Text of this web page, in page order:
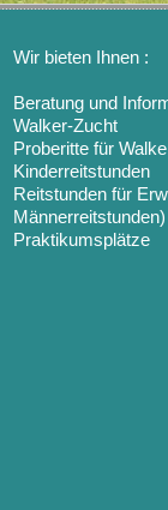
Wir bieten Ihnen :
Beratung und
Walker-Zucht
Proberitte für
Kinderreitstunden
Reitstunden für
Männerreitstunden)
Praktikumsplätze